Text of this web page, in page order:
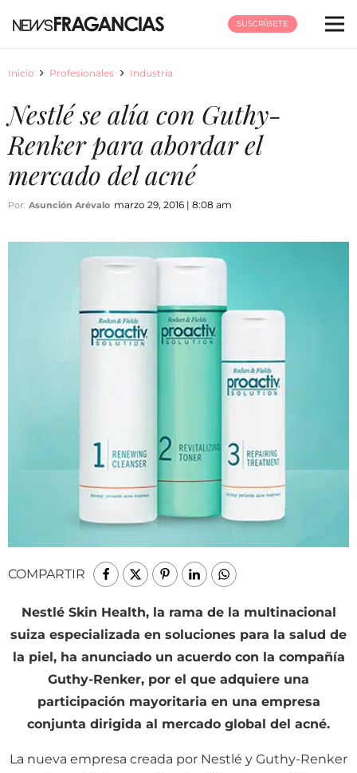
SUSCRÍBETE
Inicio Profesionales Industria
Nestlé se alía con Guthy-
Renker para abordar el
mercado del acné
Por: Asunción Arévalo marzo 29, 2016 | 8:08 am
COMPARTIR
Nestlé Skin Health, la rama de la multinacional
suiza especializada en soluciones para la salud de
la piel, ha anunciado un acuerdo con la compañía
Guthy-Renker, por el que adquiere una
participación mayoritaria en una empresa
conjunta dirigida al mercado global del acné.
La nueva empresa creada por Nestlé y Guthy-Renker